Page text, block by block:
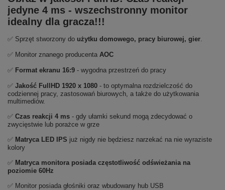
jedyne 4 ms - wszechstronny monitor
idealny dla gracza!!!
✅ Sprzęt stworzony do użytku domowego, pracy biurowej, gier.
✅ Monitor znanego producenta AOC
✅ Format ekranu 16:9 - wygodna przestrzeń do pracy
✅ Jakość FullHD 1920 x 1080 - to optymalna rozdzielczość do
codziennej pracy, zastosowań biurowych, a także do użytkowania
multimediów.
✅ Czas reakcji 4 ms - gdy ułamki sekund mogą zdecydować o
zwycięstwie lub porażce w grze
✅ Matryca LED IPS już nigdy nie będziesz narzekać na nie wyraziste
kolory
✅ Matryca monitora posiada częstotliwość odświeżania na
poziomie 60Hz
✅ Monitor posiada głośniki oraz wbudowany hub USB